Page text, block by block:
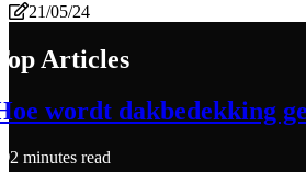
21/05/24
Articles
wordt dakbedekking
2 minutes read